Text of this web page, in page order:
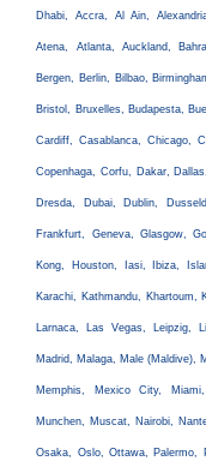
Dhabi, Accra, Al Ain,
Atena, Atlanta, Auckland,
Bergen, Berlin, Bilbao,
Bristol, Bruxelles, Budapesta,
Cardiff, Casablanca, Chicago,
Copenhaga, Corfu, Dakar,
Dresda, Dubai, Dublin,
Frankfurt, Geneva, Glasgow,
Kong, Houston, Iasi, Ibiza,
Karachi, Kathmandu, Khartoum,
Larnaca, Las Vegas, Leipzig,
Madrid, Malaga, Male (Maldive),
Memphis, Mexico City,
Munchen, Muscat, Nairobi,
Osaka, Oslo, Ottawa, Palermo,